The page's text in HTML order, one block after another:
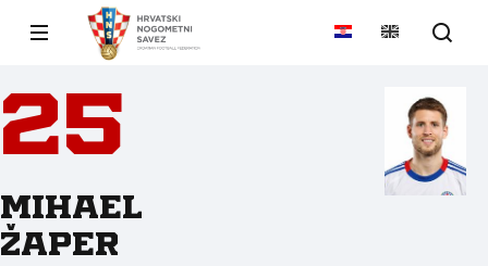
25
Mihael
Žaper